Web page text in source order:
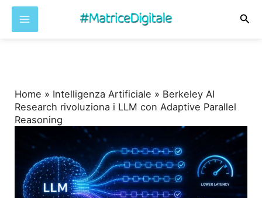
Home » Intelligenza Artificiale » Berkeley AI
Research rivoluziona i LLM con Adaptive Parallel
Reasoning